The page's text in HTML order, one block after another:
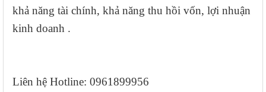
khả năng tài chính, khả năng thu hồi vốn, lợi nhuận
kinh doanh .
Liên hệ Hotline: 0961899956